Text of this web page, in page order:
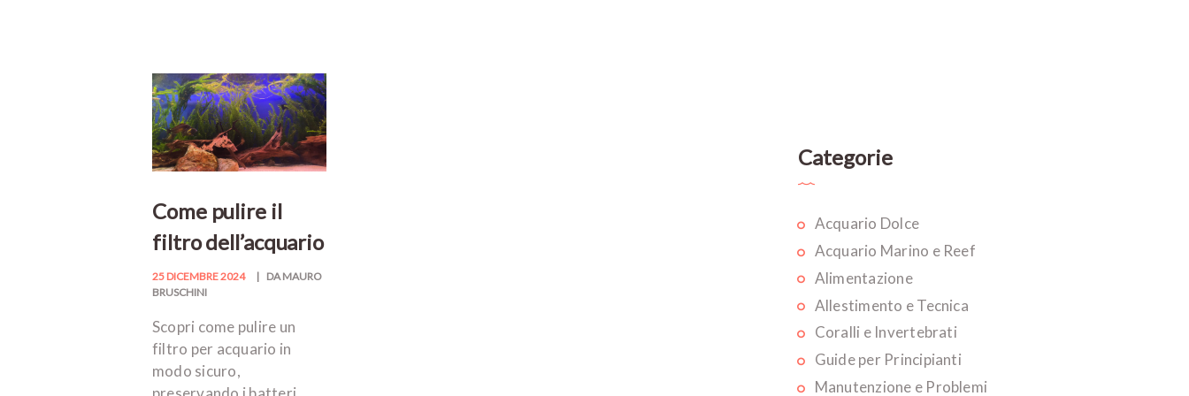
Come pulire il
filtro dell’acquario
25 DICEMBRE 2024
DA MAURO
BRUSCHINI
Scopri come pulire un
filtro per acquario in
modo sicuro,
Categorie
Acquario Dolce
Acquario Marino e Reef
Alimentazione
Allestimento e Tecnica
Coralli e Invertebrati
Guide per Principianti
Manutenzione e Problemi